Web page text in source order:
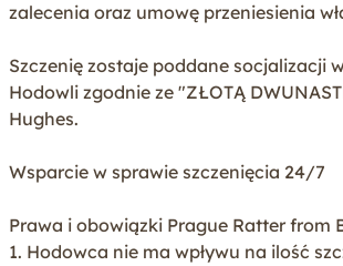
zalecenia oraz umowę przeniesienia
Szczenię zostaje poddane socjalizacji
Hodowli zgodnie ze "ZŁOTĄ
Hughes.
Wsparcie w sprawie szczenięcia 24/7
Prawa i obowiązki Prague Ratter from
1. Hodowca nie ma wpływu na ilość